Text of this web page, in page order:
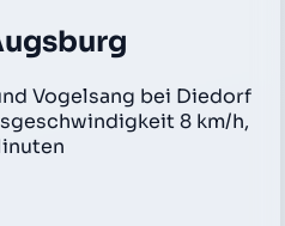
Vogelsang bei Diedorf
8 km/h,